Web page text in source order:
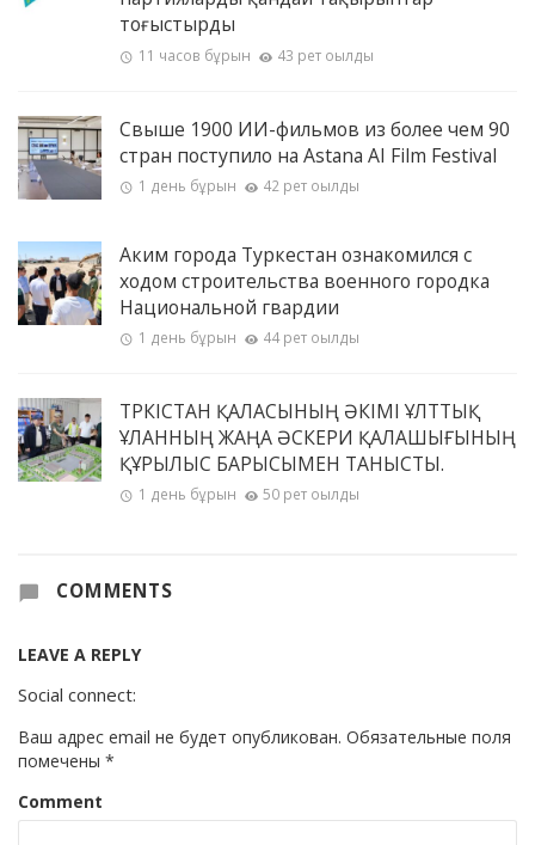
тоғыстырды
11 часов бұрын 43 рет оқылды
Свыше 1900 ИИ-фильмов из более чем 90
стран поступило на Astana AI Film Festival
1 день бұрын 42 рет оқылды
Аким города Туркестан ознакомился с
ходом строительства военного городка
Национальной гвардии
1 день бұрын 44 рет оқылды
ТҮРКІСТАН ҚАЛАСЫНЫҢ ӘКІМІ ҰЛТТЫҚ
ҰЛАННЫҢ ЖАҢА ӘСКЕРИ ҚАЛАШЫҒЫНЫҢ
ҚҰРЫЛЫС БАРЫСЫМЕН ТАНЫСТЫ.
1 день бұрын 50 рет оқылды
COMMENTS
LEAVE A REPLY
Social connect:
Ваш адрес email не будет опубликован. Обязательные поля
помечены *
Comment